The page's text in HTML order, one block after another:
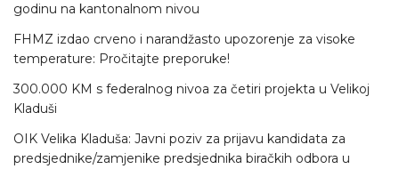
godinu na kantonalnom nivou
FHMZ izdao crveno i narandžasto upozorenje za visoke
temperature: Pročitajte preporuke!
300.000 KM s federalnog nivoa za četiri projekta u Velikoj
Kladuši
OIK Velika Kladuša: Javni poziv za prijavu kandidata za
predsjednike/zamjenike predsjednika biračkih odbora u